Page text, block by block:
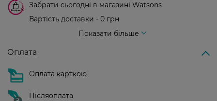
Забрати сьогодні в магазині Watsons
Вартість доставки - 0 грн
Показати більше
Оплата
Оплата карткою
Післяоплата